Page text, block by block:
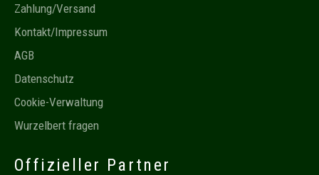
Zahlung/Versand
Kontakt/Impressum
AGB
Datenschutz
Cookie-Verwaltung
Wurzelbert fragen
Offizieller Partner